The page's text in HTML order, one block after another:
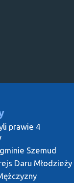
prawie 4
Szemud
Daru Młodzieży